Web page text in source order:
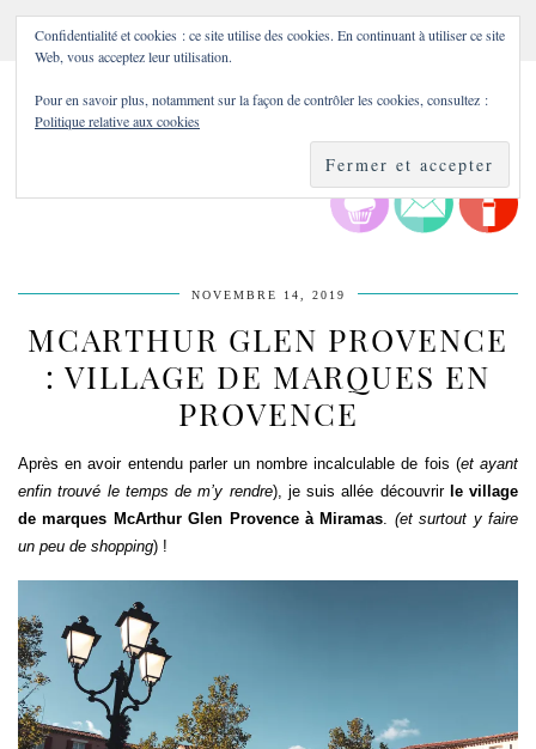
NOVEMBRE 14, 2019
MCARTHUR GLEN PROVENCE
: VILLAGE DE MARQUES EN
PROVENCE
Après en avoir entendu parler un nombre incalculable de fois (et ayant
enfin trouvé le temps de m’y rendre), je suis allée découvrir le village
de marques McArthur Glen Provence à Miramas
(et surtout y faire
un peu de shopping) !
Confidentialité et cookies : ce site utilise des cookies. En continuant à utiliser ce site
Web, vous acceptez leur utilisation.
Pour en savoir plus, notamment sur la façon de contrôler les cookies, consultez :
Politique relative aux cookies